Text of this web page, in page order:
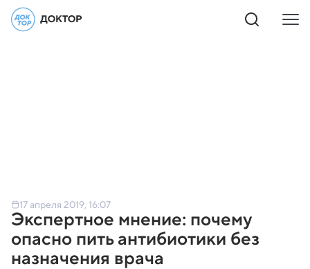
17 апреля 2019, 16:07
Экспертное мнение: почему
опасно пить антибиотики без
назначения врача